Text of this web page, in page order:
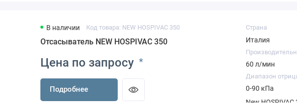
В наличии Код товара: NEW HOSPIVAC 350
Отсасыватель NEW HOSPIVAC 350
Цена по запросу *
Подробнее
Страна
Италия
60 л/мин
Диапазон
0-90 кПа
New